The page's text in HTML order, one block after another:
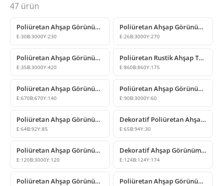
47 ürün
Poliüretan Ahşap Görünümlü Duvar Paneli ve Kiriş Modeli
E:30B:3000Y:230
Poliüretan Ahşap Görünümlü Rustik Duvar ve Tavan Paneli
E:26B:3000Y:270
Poliüretan Ahşap Görünüm Duvar Paneli ve Kiriş Modelleri
E:35B:3000Y:420
Poliüretan Rustik Ahşap Tekerlek Dekorasyon Modeli
E:860B:860Y:175
Poliüretan Ahşap Görünümlü Dekoratif Tekerlek Modelleri
E:670B:670Y:140
Poliüretan Ahşap Görünümlü Dekoratif Kiriş Modelleri
E:90B:3000Y:60
Poliüretan Ahşap Görünümlü Küçük Kiriş Mertek Modeli
E:64B:92Y:85
Dekoratif Poliüretan Ahşap Görünümlü Kiriş Kapama Bloğu
E:65B:94Y:30
Poliüretan Ahşap Görünümlü Dekoratif Kiriş
E:120B:3000Y:120
Dekoratif Ahşap Görünümlü Poliüretan Kiriş Payandası
E:124B:124Y:174
Poliüretan Ahşap Görünümlü Kiriş Kapağı Modelleri Poliüretan Ahşap Görünümlü Dekoratif Tavan Kirişi